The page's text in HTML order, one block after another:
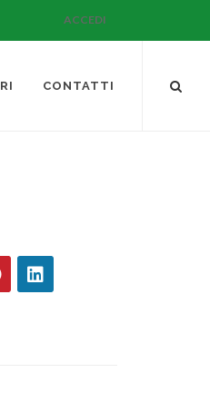
ACCEDI
CONTATTI